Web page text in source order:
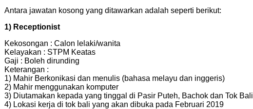
Antara jawatan kosong yang ditawarkan adalah seperti berikut:
1) Receptionist
Kekosongan : Calon lelaki/wanita
Kelayakan : STPM Keatas
Gaji : Boleh dirunding
Keterangan :
1) Mahir Berkonikasi dan menulis (bahasa melayu dan inggeris)
2) Mahir menggunakan komputer
3) Diutamakan kepada yang tinggal di Pasir Puteh, Bachok dan Tok Bali
4) Lokasi kerja di tok bali yang akan dibuka pada Februari 2019